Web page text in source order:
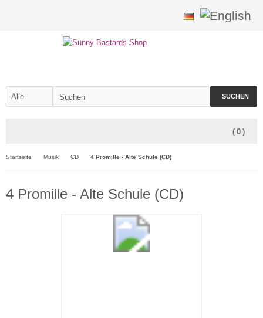
SUCHEN
( 0 )
Startseite Musik CD 4 Promille - Alte Schule (CD)
4 Promille - Alte Schule (CD)